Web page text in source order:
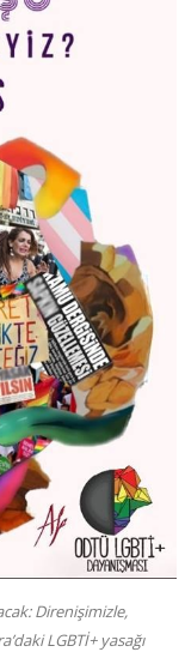
Direnişimizle,
LGBTİ+ yasağı